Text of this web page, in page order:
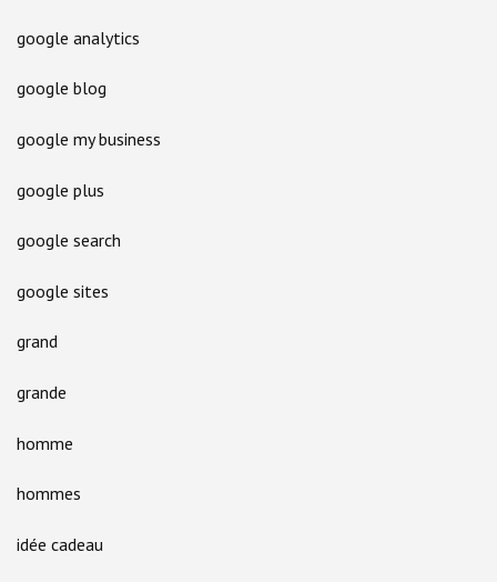
google analytics
google blog
google my business
google plus
google search
google sites
grand
grande
homme
hommes
idée cadeau